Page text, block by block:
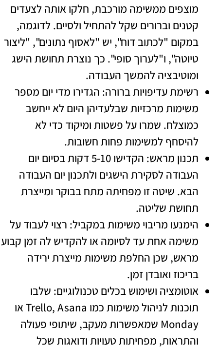
ממשימה מורכבת, חלקו אותה לצעדים
וברורים שקל להתחיל ולסיים. לדוגמה,
"לכתוב דוח", יש "לאסוף נתונים", "ליצור
ו"לערוך סופי". כך נוצרת תחושת הישג
להמשך העבודה.
עדיפויות ברורה: הגדירו מדי יום מספר
מרכזיות שבלעדיהן היום לא ייחשב
שמרו על פשטות ומיקוד כדי לא
למשימות פחות חשובות.
תכנון מראש: הקדישו 5-10 דקות בסיום יום
לסקירת הישגים ולתכנון יום העבודה
שיטה זו מפחיתה מתח בבוקר ומייצרת
שליטה.
מריבוי משימות במקביל: רצוי לעבוד על
אחת עד לסיומה או להקדיש לה זמן קבוע
שכן החלפת משימות מייצרת ירידה
ואובדן זמן.
ושימוש בכלים טכנולוגיים: שלבו
תוכנות לניהול משימות כמו Trello, Asana או
Monday שמאפשרות מעקב, שיתופי פעולה
מפחיתות טעויות ודואגות שכל